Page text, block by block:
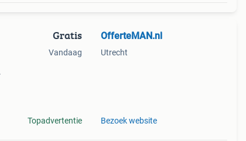
Gratis
Vandaag
Topadvertentie
OfferteMAN.nl
Utrecht
Bezoek website